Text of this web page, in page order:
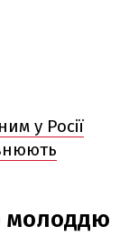
у Росії
молоддю